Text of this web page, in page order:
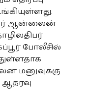
ஓர் ஆன்லைன்
போலீசில்
மனுவுக்கு